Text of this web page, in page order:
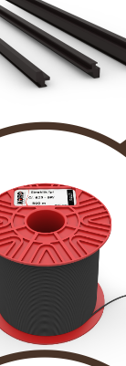
DÜZ MIKNATIS